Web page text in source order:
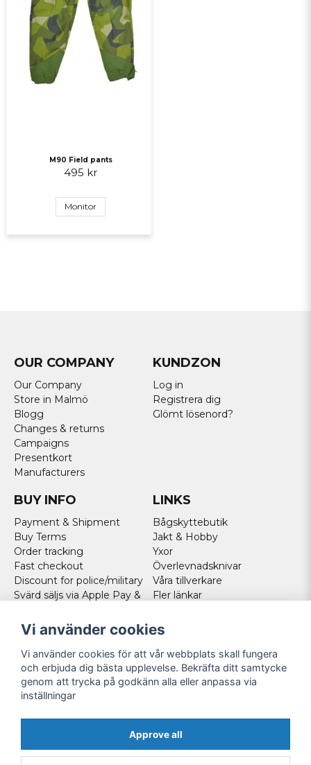
M90 Field pants
495 kr
Monitor
OUR COMPANY
Our Company
Store in Malmö
Blogg
Changes & returns
Campaigns
Presentkort
Manufacturers
KUNDZON
Log in
Registrera dig
Glömt lösenord?
BUY INFO
Payment & Shipment
Buy Terms
Order tracking
Fast checkout
Discount for police/military
Svärd säljs via Apple Pay &
Norweigan customers
Cookies
LINKS
Bågskyttebutik
Jakt & Hobby
Yxor
Överlevnadsknivar
Våra tillverkare
Fler länkar
FOLLOW US
Facebook
Instagram
Youtube
Vi använder cookies
Vi använder cookies för att vår webbplats skall fungera
och erbjuda dig bästa upplevelse. Bekräfta ditt samtycke
genom att trycka på godkänn alla eller anpassa via
inställningar
Approve all